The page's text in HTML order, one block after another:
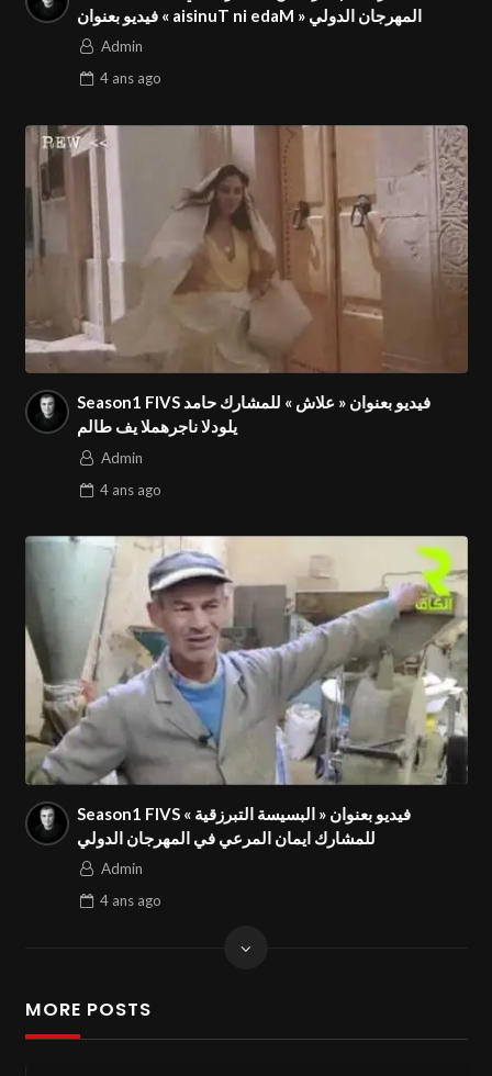
المهرجان الدولي « Made in Tunisia » ⁩فيديو بعنوان
Admin
4 ans ago
Season1 FIVS فيديو بعنوان « علاش » للمشارك حامد
ملاط في المهرجان الدولي⁩
Admin
4 ans ago
Season1 FIVS فيديو بعنوان « البسيسة التبرزقية »
للمشارك ايمان المرعي في المهرجان الدولي
Admin
4 ans ago
MORE POSTS